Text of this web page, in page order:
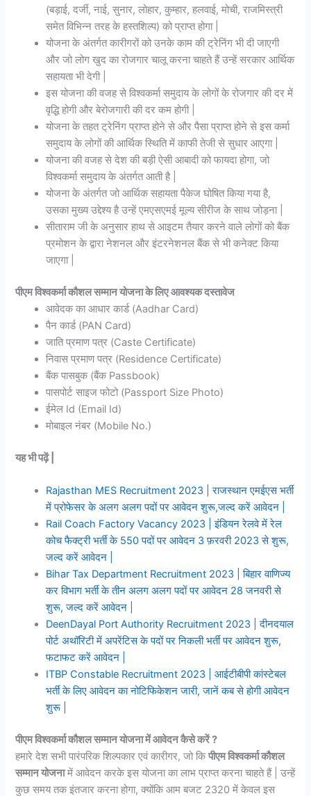
(बड़ाई, दर्जी, नाई, सुनार, लोहार, कुम्हार, हलवाई, मोची, राजमिस्त्री
समेत विभिन्न तरह के हस्तशिल्प) को प्राप्त होगा |
योजना के अंतर्गत कारीगरों को उनके काम की ट्रेनिंग भी दी जाएगी
और जो लोग खुद का रोजगार चालू करना चाहते हैं उन्हें सरकार आर्थिक
सहायता भी देगी |
इस योजना की वजह से विश्वकर्मा समुदाय के लोगों के रोजगार की दर में
वृद्धि होगी और बेरोजगारी की दर कम होगी |
योजना के तहत ट्रेनिंग प्राप्त होने से और पैसा प्राप्त होने से इस कर्मा
समुदाय के लोगों की आर्थिक स्थिति में काफी तेजी से सुधार आएगा |
योजना की वजह से देश की बड़ी ऐसी आबादी को फायदा होगा, जो
विश्वकर्मा समुदाय के अंतर्गत आती है |
योजना के अंतर्गत जो आर्थिक सहायता पैकेज घोषित किया गया है,
उसका मुख्य उद्देश्य है उन्हें एमएसएमई मूल्य सीरीज के साथ जोड़ना |
सीताराम जी के अनुसार हाथ से आइटम तैयार करने वाले लोगों को बैंक
प्रमोशन के द्वारा नेशनल और इंटरनेशनल बैंक से भी कनेक्ट किया
जाएगा |
पीएम विश्वकर्माकौशलसम्मान योजना के लिए आवश्यक दस्तावेज
आवेदक का आधार कार्ड (Aadhar Card)
पैन कार्ड (PAN Card)
जाति प्रमाण पत्र (Caste Certificate)
निवास प्रमाण पत्र (Residence Certificate)
बैंक पासबुक (बैंक Passbook)
पासपोर्ट साइज फोटो (Passport Size Photo)
ईमेल Id (Email Id)
मोबाइल नंबर (Mobile No.)
यह भी पढ़ें |
Rajasthan MES Recruitment 2023 | राजस्थान एमईएस भर्ती
में प्रोफेसर के अलग अलग पदों पर आवेदन शुरू,जल्द करें आवेदन |
Rail Coach Factory Vacancy 2023 | इंडियन रेलवे में रेल
कोच फैक्ट्री भर्ती के 550 पदों पर आवेदन 3 फ़रवरी 2023 से शुरू,
जल्द करें आवेदन |
Bihar Tax Department Recruitment 2023 | बिहार वाणिज्य
कर विभाग भर्ती के तीन अलग अलग पदों पर आवेदन 28 जनवरी से
शुरू, जल्द करें आवेदन |
DeenDayal Port Authority Recruitment 2023 | दीनदयाल
पोर्ट अथॉरिटी में अपरेंटिस के पदों पर निकली भर्ती पर आवेदन शुरू,
फटाफट करें आवेदन |
ITBP Constable Recruitment 2023 | आईटीबीपी कांस्टेबल
भर्ती के लिए आवेदन का नोटिफिकेशन जारी, जानें कब से होगी आवेदन
शुरू |
पीएम विश्वकर्माकौशलसम्मान योजना में आवेदन कैसे करें ?
हमारे देश सभी पारंपरिक शिल्पकार एवं कारीगर, जो किपीएम विश्वकर्मा कौशल
सम्मान योजनामें आवेदन करके इस योजना का लाभ प्राप्त करना चाहते हैं | उन्हें
कुछ समय तक इंतजार करना होगा, क्योंकि आम बजट 2320 में केवल इस